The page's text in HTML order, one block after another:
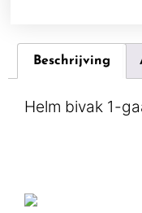
Beschrijving
Helm bivak 1-